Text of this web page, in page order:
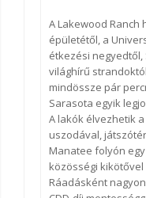
A Lakewood Ranch
épületétől, a
étkezési
világhírű
mindössze pár
Sarasota egyik
A lakók élvezhetik
uszodával,
Manatee folyón
közösségi
Ráadásként